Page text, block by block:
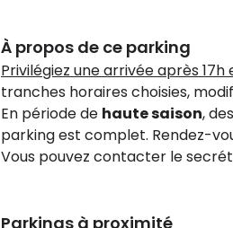
À propos de ce parking
Privilégiez une arrivée après
tranches horaires choisies,
En période de haute saison,
parking est complet. Rendez-
Vous pouvez contacter le
Parkings à proximité